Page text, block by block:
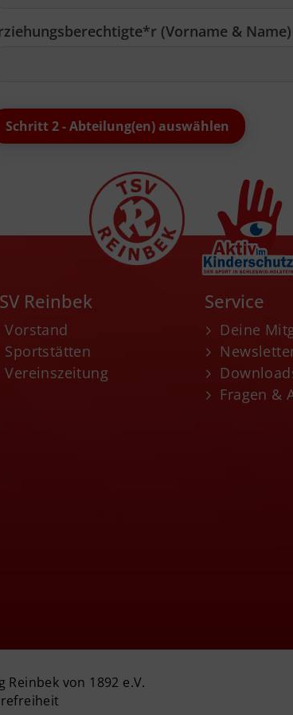
(Vorname &
Reinbek
Vorstand
Sportstätten
Vereinszeitung
Service
Deine
Fragen &
von 1892 e.V.